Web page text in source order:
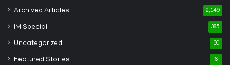
Archived Articles 2,149
IM Special 385
Uncategorized 30
Featured Stories 6